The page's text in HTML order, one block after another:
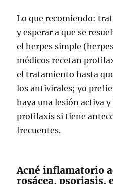
Lo que recomiendo:
y esperar a que se
el herpes simple
médicos recetan
el tratamiento hasta
los antivirales; yo
haya una lesión activa
profilaxis si tiene
frecuentes.
Acné inflamatorio
rosácea, psoriasis,